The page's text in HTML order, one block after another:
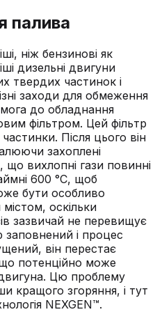
палива
ніж бензинові як
дизельні двигуни
твердих частинок і
заходи для обмеження
до обладнання
фільтром. Цей фільтр
Після цього він
захоплені
вихлопні гази повинні
600 °C, щоб
бути особливо
оскільки
зазвичай не перевищує
заповнений і процес
він перестає
потенційно може
Цю проблему
кращого згоряння, і тут
NEXGEN™.